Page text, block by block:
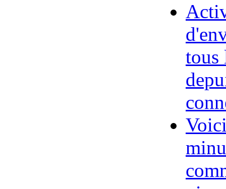
tous